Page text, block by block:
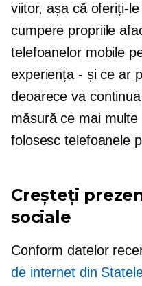
viitor, așa că oferiți-
cumpere propriile
telefoanelor mobile
experiența - și ce ar
deoarece va
măsură ce mai
folosesc telefoanele
Creșteți
sociale
Conform datelor
de internet din